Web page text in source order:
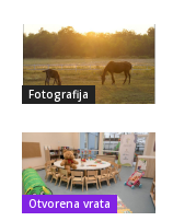
Fotografija
Otvorena vrata